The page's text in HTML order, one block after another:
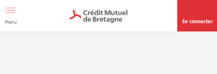
page accessibilité
Menu Se connecter